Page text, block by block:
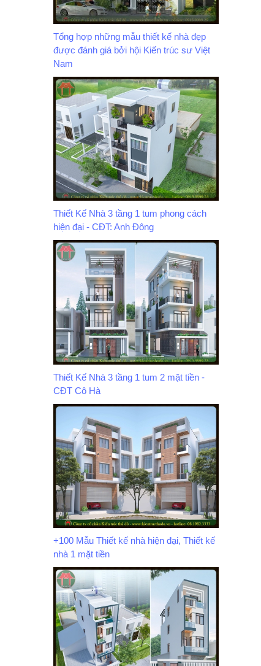
Tổng hợp những mẫu thiết kế nhà đẹp
được đánh giá bởi hội Kiến trúc sư Việt
Nam
Thiết Kế Nhà 3 tầng 1 tum phong cách
hiện đại - CĐT: Anh Đông
Thiết Kế Nhà 3 tầng 1 tum 2 mặt tiền -
CĐT Cô Hà
+100 Mẫu Thiết kế nhà hiện đại, Thiết kế
nhà 1 mặt tiền